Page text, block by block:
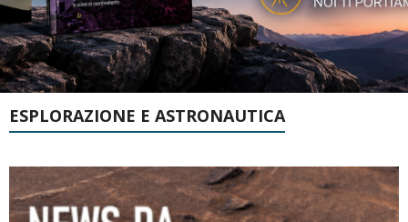
ESPLORAZIONE E ASTRONAUTICA